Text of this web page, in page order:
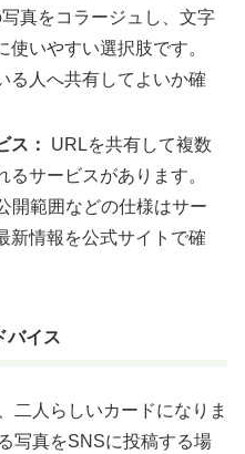
真をコラージュし、文字
いやすい選択肢です。
る人へ共有してよいか確
ス：
URLを共有して複数
るサービスがあります。
開範囲などの仕様はサー
新情報を公式サイトで確
バイス
二人らしいカードになりま
写真をSNSに投稿する場